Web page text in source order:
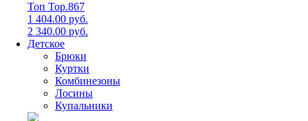
Топ Top.867
1 404.00 руб.
2 340.00 руб.
Детское
Брюки
Куртки
Комбинезоны
Лосины
Купальники